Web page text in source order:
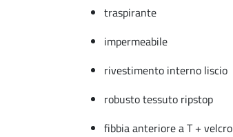
traspirante
impermeabile
rivestimento interno liscio
robusto tessuto ripstop
fibbia anteriore a T + velcro